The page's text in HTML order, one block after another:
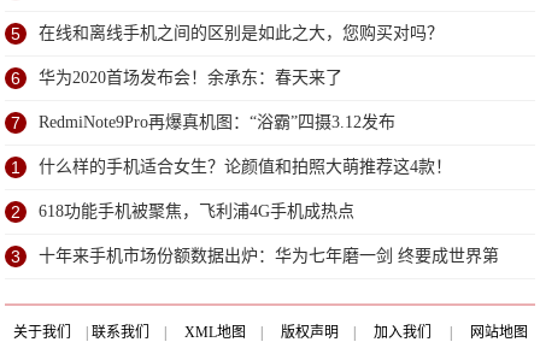
信息？
5 在线和离线手机之间的区别是如此之大，您购买对吗？
6 华为2020首场发布会！余承东：春天来了
7 RedmiNote9Pro再爆真机图：“浴霸”四摄3.12发布
1 什么样的手机适合女生？论颜值和拍照大萌推荐这4款！
2 618功能手机被聚焦，飞利浦4G手机成热点
3 十年来手机市场份额数据出炉：华为七年磨一剑 终要成世界第
二
关于我们 联系我们 XML地图 版权声明 加入我们
网站地图